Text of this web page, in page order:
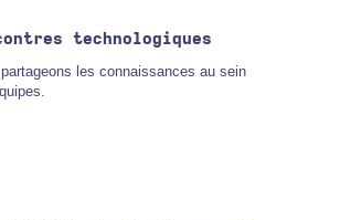
technologiques
les connaissances au sein